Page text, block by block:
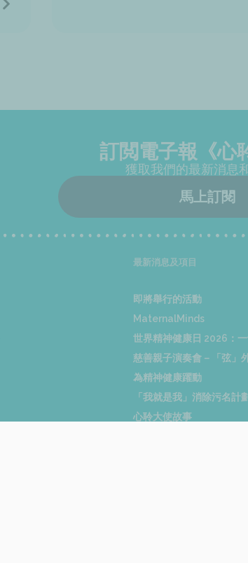
訂閲電子報《心
獲取我們的最新消息
馬上訂閱
最新消息及項目
即將舉行的活動
MaternalMinds
世界精神健康日 2026：
慈善親子演奏會－「弦」
為精神健康躍動
「我就是我」消除污名計劃
心聆大使故事